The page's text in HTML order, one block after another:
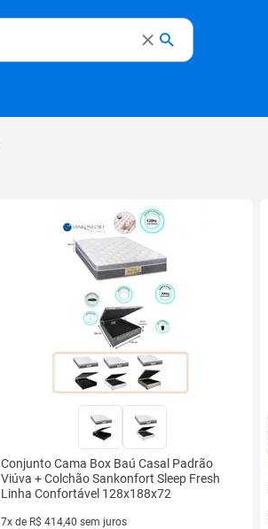
Conjunto Cama Box Baú Casal Padrão
Viúva + Colchão Sankonfort Sleep Fresh
Linha Confortável 128x188x72
7x de R$ 414,40 sem juros